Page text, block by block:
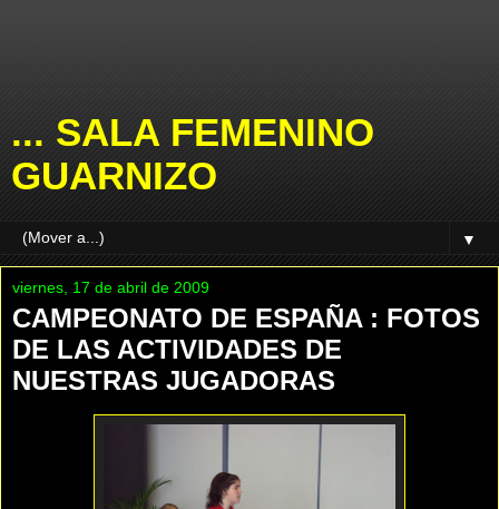
... SALA FEMENINO
GUARNIZO
▼
viernes, 17 de abril de 2009
CAMPEONATO DE ESPAÑA : FOTOS
DE LAS ACTIVIDADES DE
NUESTRAS JUGADORAS